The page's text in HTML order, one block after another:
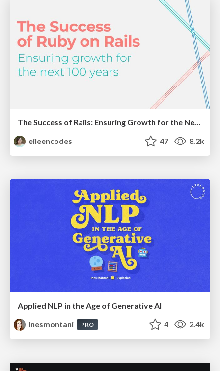
The Success of Rails: Ensuring Growth for the Next 100 Years
eileencodes
47 8.2k
Applied NLP in the Age of Generative AI
inesmontani
PRO 4 2.4k